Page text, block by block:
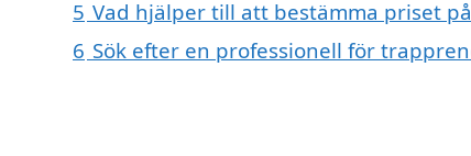
5 Vad hjälper till att bestämma priset
6 Sök efter en professionell för